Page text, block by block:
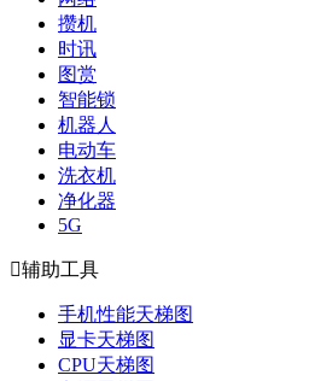
攒机
时讯
图赏
智能锁
机器人
电动车
洗衣机
净化器
5G
辅助工具
手机性能天梯图
显卡天梯图
CPU天梯图